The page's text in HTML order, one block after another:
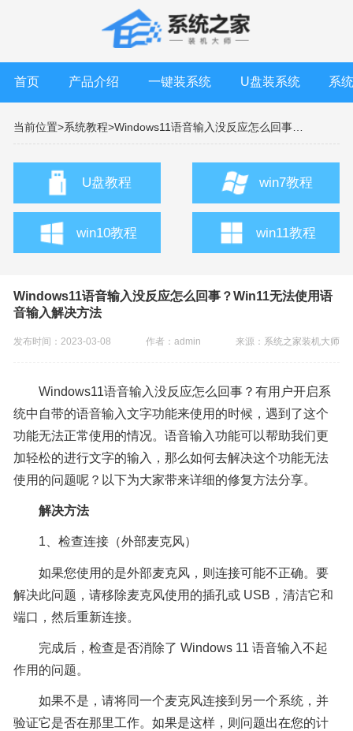
首页 产品介绍 一键装系统 U盘装系统 系
当前位置>系统教程> Windows11语音输入没反应怎么回事？Win11无法使用语音输入解决方法
U盘教程 win7教程
win10教程 win11教程
Windows11语音输入没反应怎么回事？Win11无法使用语
音输入解决方法
发布时间：2023-03-08 作者：admin 来源： 系统之家装机大师
Windows11语音输入没反应怎么回事？有用户开启系
统中自带的语音输入文字功能来使用的时候，遇到了这个
功能无法正常使用的情况。语音输入功能可以帮助我们更
加轻松的进行文字的输入，那么如何去解决这个功能无法
使用的问题呢？以下为大家带来详细的修复方法分享。
解决方法
1、检查连接（外部麦克风）
如果您使用的是外部麦克风，则连接可能不正确。要
解决此问题，请移除麦克风使用的插孔或 USB，清洁它和
端口，然后重新连接。
完成后，检查是否消除了 Windows 11 语音输入不起
作用的问题。
如果不是，请将同一个麦克风连接到另一个系统，并
验证它是否在那里工作。如果是这样，则问题出在您的计